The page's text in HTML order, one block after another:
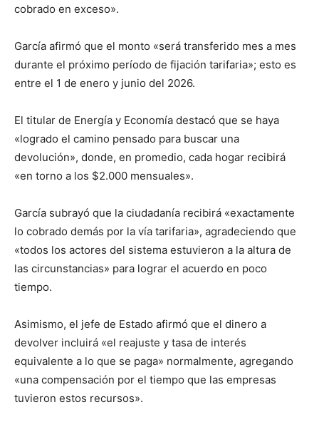
cobrado en exceso».
García afirmó que el monto «será transferido mes a mes
durante el próximo período de fijación tarifaria»; esto es
entre el 1 de enero y junio del 2026.
El titular de Energía y Economía destacó que se haya
«logrado el camino pensado para buscar una
devolución», donde, en promedio, cada hogar recibirá
«en torno a los $2.000 mensuales».
García subrayó que la ciudadanía recibirá «exactamente
lo cobrado demás por la vía tarifaria», agradeciendo que
«todos los actores del sistema estuvieron a la altura de
las circunstancias» para lograr el acuerdo en poco
tiempo.
Asimismo, el jefe de Estado afirmó que el dinero a
devolver incluirá «el reajuste y tasa de interés
equivalente a lo que se paga» normalmente, agregando
«una compensación por el tiempo que las empresas
tuvieron estos recursos».